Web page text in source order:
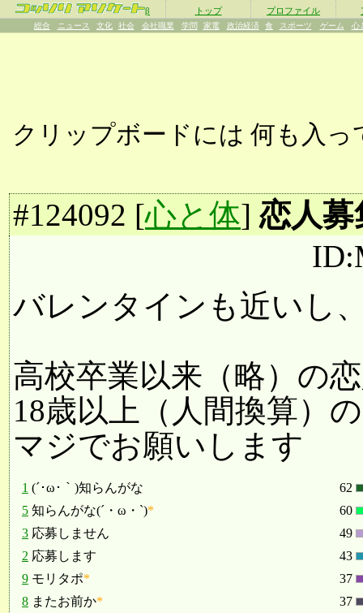
β トップ プロファイル
総合 ニュース 文化 社会 会社職業 学問 家電 政治経済 食 スポーツ ゲーム 心
クリップボードには 何も入っ
#124092 [心と体] 恋人募
バレンタインも近いし
高校卒業以来（略）の
18歳以上（人間換算）
マジでお願いします
1 (´･ω･｀)知らんがな
62
5 知らんがな(´・ω・`)*
60
3 応募しません
49
2 応募します
43
9 モリタポ*
37
8 またお前か*
37